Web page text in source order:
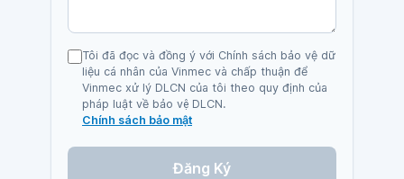
Tôi đã đọc và đồng ý với Chính sách bảo vệ dữ
liệu cá nhân của Vinmec và chấp thuận để
Vinmec xử lý DLCN của tôi theo quy định của
pháp luật về bảo vệ DLCN.
Chính sách bảo mật
Đăng Ký